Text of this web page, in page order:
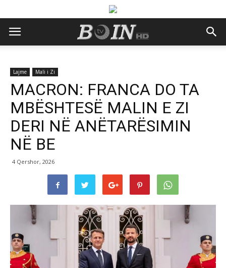
Lajme Mali i Zi
MACRON: FRANCA DO TA
MBËSHTESË MALIN E ZI
DERI NË ANËTARËSIMIN
NË BE
4 Qershor, 2026